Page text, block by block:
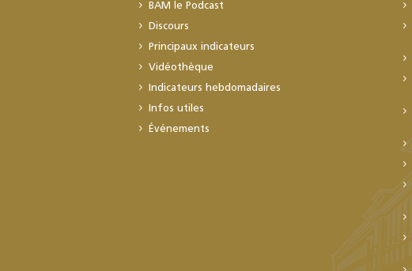
BAM le Podcast
Discours
Principaux indicateurs
Vidéothèque
Indicateurs hebdomadaires
Infos utiles
Événements